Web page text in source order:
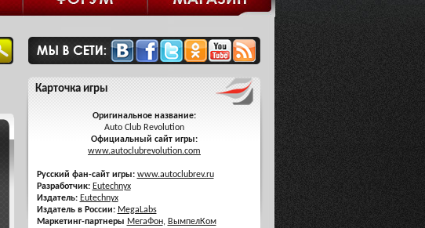
Карточка игры
Оригинальное название:
Auto Club Revolution
Официальный сайт игры:
www.autoclubrevolution.com
Русский фан-сайт игры: www.autoclubrev.ru
Разработчик: Eutechnyx
Издатель: Eutechnyx
Издатель в России: MegaLabs
Маркетинг-партнеры МегаФон, ВымпелКом